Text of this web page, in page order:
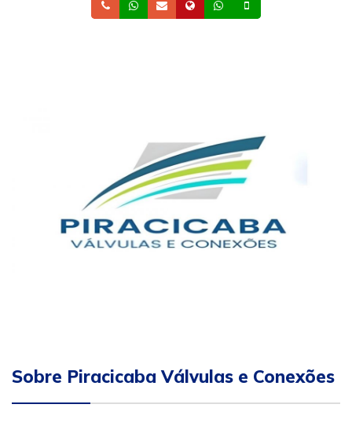
TelefoneWhatsapp
Email Site Whatsapp
Sobre Piracicaba Válvulas e Conexões